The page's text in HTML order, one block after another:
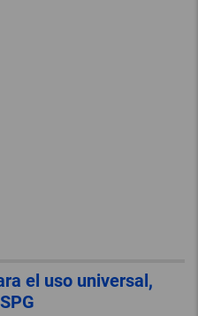
el uso universal,